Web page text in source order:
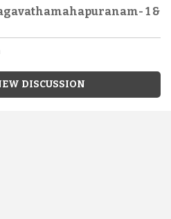
1 &
DISCUSSION